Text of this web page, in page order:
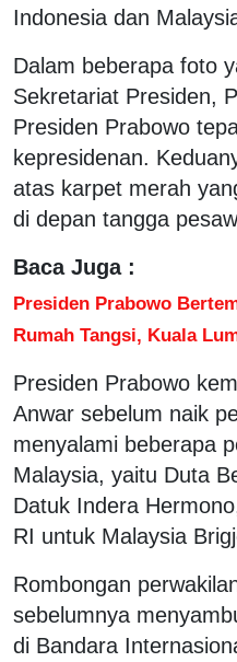
Indonesia dan
Dalam beberapa foto
Sekretariat Presiden,
Presiden Prabowo
kepresidenan.
atas karpet merah
di depan tangga
Baca Juga :
Presiden Prabowo
Rumah Tangsi, Kuala
Presiden Prabowo
Anwar sebelum naik
menyalami beberapa
Malaysia, yaitu Duta
Datuk Indera
RI untuk Malaysia
Rombongan
sebelumnya
di Bandara